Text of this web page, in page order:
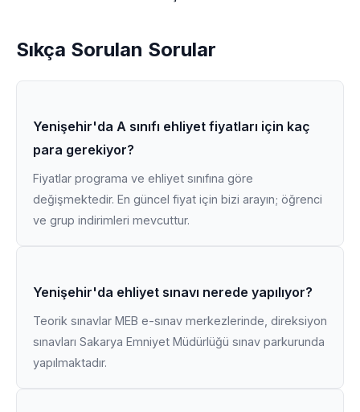
Sıkça Sorulan Sorular
Yenişehir'da A sınıfı ehliyet fiyatları için kaç
para gerekiyor?
Fiyatlar programa ve ehliyet sınıfına göre
değişmektedir. En güncel fiyat için bizi arayın; öğrenci
ve grup indirimleri mevcuttur.
Yenişehir'da ehliyet sınavı nerede yapılıyor?
Teorik sınavlar MEB e-sınav merkezlerinde, direksiyon
sınavları Sakarya Emniyet Müdürlüğü sınav parkurunda
yapılmaktadır.